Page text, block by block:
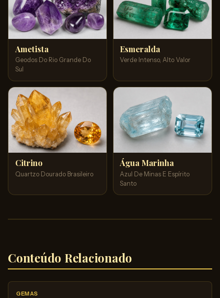
Ametista
Geodos Do Rio Grande Do
Sul
Esmeralda
Verde Intenso, Alto Valor
Citrino
Quartzo Dourado Brasileiro
Água Marinha
Azul De Minas E Espírito
Santo
Conteúdo Relacionado
GEMAS